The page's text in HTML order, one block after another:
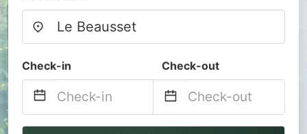
Check-in Check-out
Navigate
Navigate